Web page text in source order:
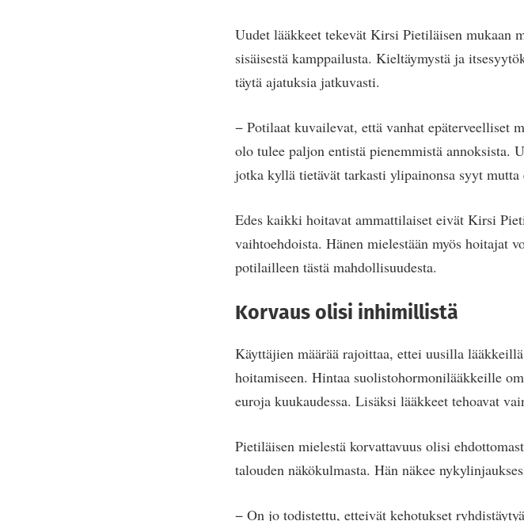
Uudet lääkkeet tekevät Kirsi Pietiläisen mukaan
sisäisestä kamppailusta. Kieltäymystä ja
täytä ajatuksia jatkuvasti.
− Potilaat kuvailevat, että vanhat epäterveelliset
olo tulee paljon entistä pienemmistä annoksista.
jotka kyllä tietävät tarkasti ylipainonsa syyt
Edes kaikki hoitavat ammattilaiset eivät Kirsi
vaihtoehdoista. Hänen mielestään myös hoitajat
potilailleen tästä mahdollisuudesta.
Korvaus olisi inhimillistä
Käyttäjien määrää rajoittaa, ettei uusilla
hoitamiseen. Hintaa suolistohormonilääkkeille
euroja kuukaudessa. Lisäksi lääkkeet tehoavat
Pietiläisen mielestä korvattavuus olisi
talouden näkökulmasta. Hän näkee
− On jo todistettu, etteivät kehotukset